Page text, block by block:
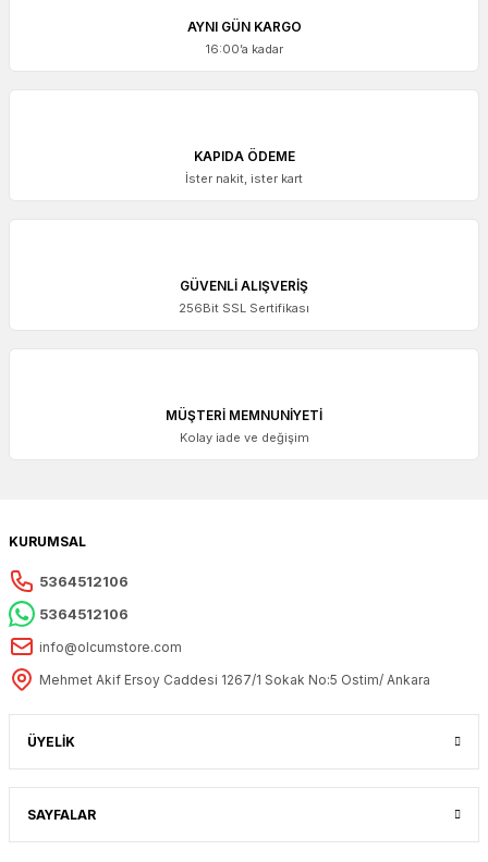
2.383,13 + KDV
ACCUD
Accud Dijital Kumpas 300 mm | ACCUD 111-012-12
AYNI GÜN KARGO
16:00’a kadar
KAPIDA ÖDEME
İster nakit, ister kart
GÜVENLİ ALIŞVERİŞ
256Bit SSL Sertifikası
MÜŞTERİ MEMNUNİYETİ
Kolay iade ve değişim
KURUMSAL
5364512106
5364512106
info@olcumstore.com
Mehmet Akif Ersoy Caddesi 1267/1 Sokak No:5 Ostim/ Ankara
ÜYELİK
SAYFALAR